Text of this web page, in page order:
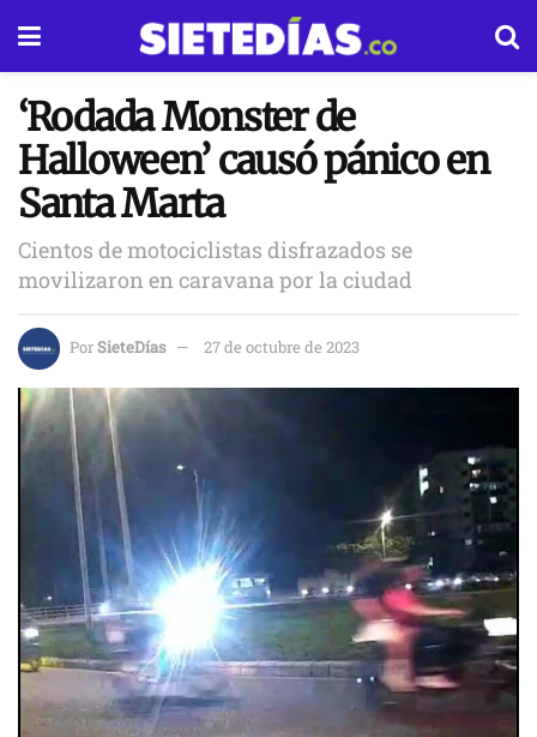
‘Rodada Monster de
Halloween’ causó pánico en
Santa Marta
Cientos de motociclistas disfrazados se
movilizaron en caravana por la ciudad
PorSieteDías 27 de octubre de 2023